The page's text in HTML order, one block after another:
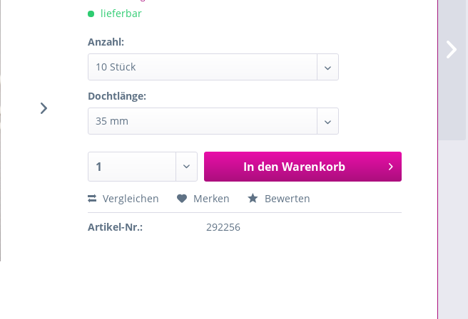
lieferbar
Anzahl:
Dochtlänge:
In den Warenkorb
Vergleichen Merken Bewerten
Artikel-Nr.: 292256